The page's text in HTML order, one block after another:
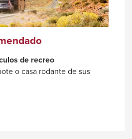
de recreo
o casa rodante de sus